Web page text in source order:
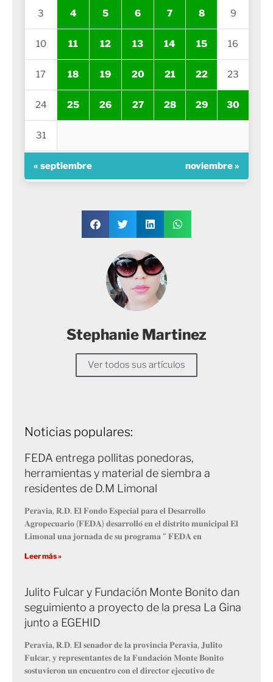
3 4 5 6 7 8 9
10 11 12 13 14 15 16
17 18 19 20 21 22 23
24 25 26 27 28 29 30
31
« septiembre noviembre »
Stephanie Martinez
Ver todos sus artículos
Noticias populares:
FEDA entrega pollitas ponedoras,
herramientas y material de siembra a
residentes de D.M Limonal
𝐏𝐞𝐫𝐚𝐯𝐢𝐚, 𝐑.𝐃. 𝐄𝐥 𝐅𝐨𝐧𝐝𝐨 𝐄𝐬𝐩𝐞𝐜𝐢𝐚𝐥 𝐩𝐚𝐫𝐚 𝐞𝐥 𝐃𝐞𝐬𝐚𝐫𝐫𝐨𝐥𝐥𝐨
𝐀𝐠𝐫𝐨𝐩𝐞𝐜𝐮𝐚𝐫𝐢𝐨 (𝐅𝐄𝐃𝐀) 𝐝𝐞𝐬𝐚𝐫𝐫𝐨𝐥𝐥𝐨́ 𝐞𝐧 𝐞𝐥 𝐝𝐢𝐬𝐭𝐫𝐢𝐭𝐨 𝐦𝐮𝐧𝐢𝐜𝐢𝐩𝐚𝐥 𝐄𝐥
𝐋𝐢𝐦𝐨𝐧𝐚𝐥 𝐮𝐧𝐚 𝐣𝐨𝐫𝐧𝐚𝐝𝐚 𝐝𝐞 𝐬𝐮 𝐩𝐫𝐨𝐠𝐫𝐚𝐦𝐚 “ 𝐅𝐄𝐃𝐀 𝐞𝐧
Leer más »
Julito Fulcar y Fundación Monte Bonito dan
seguimiento a proyecto de la presa La Gina
junto a EGEHID
𝐏𝐞𝐫𝐚𝐯𝐢𝐚, 𝐑.𝐃. 𝐄𝐥 𝐬𝐞𝐧𝐚𝐝𝐨𝐫 𝐝𝐞 𝐥𝐚 𝐩𝐫𝐨𝐯𝐢𝐧𝐜𝐢𝐚 𝐏𝐞𝐫𝐚𝐯𝐢𝐚, 𝐉𝐮𝐥𝐢𝐭𝐨
𝐅𝐮𝐥𝐜𝐚𝐫, 𝐲 𝐫𝐞𝐩𝐫𝐞𝐬𝐞𝐧𝐭𝐚𝐧𝐭𝐞𝐬 𝐝𝐞 𝐥𝐚 𝐅𝐮𝐧𝐝𝐚𝐜𝐢𝐨́𝐧 𝐌𝐨𝐧𝐭𝐞 𝐁𝐨𝐧𝐢𝐭𝐨
𝐬𝐨𝐬𝐭𝐮𝐯𝐢𝐞𝐫𝐨𝐧 𝐮𝐧 𝐞𝐧𝐜𝐮𝐞𝐧𝐭𝐫𝐨 𝐜𝐨𝐧 𝐞𝐥 𝐝𝐢𝐫𝐞𝐜𝐭𝐨𝐫 𝐞𝐣𝐞𝐜𝐮𝐭𝐢𝐯𝐨 𝐝𝐞